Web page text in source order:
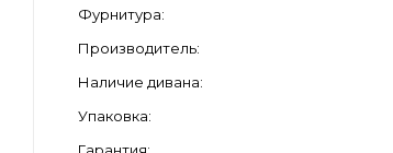
Фурнитура
Производитель
Наличие дивана
Упаковка